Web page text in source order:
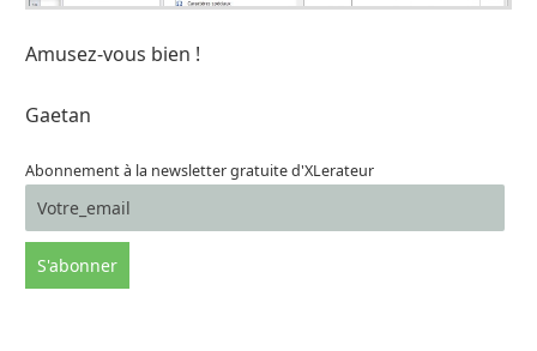
Amusez-vous bien !
Gaetan
Abonnement à la newsletter gratuite d'XLerateur